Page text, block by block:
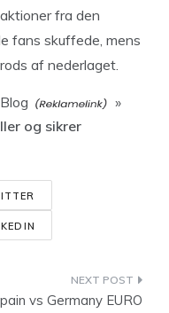
fra den
fans skuffede, mens
af nederlaget.
Blog
»
og sikrer
vs Germany EURO